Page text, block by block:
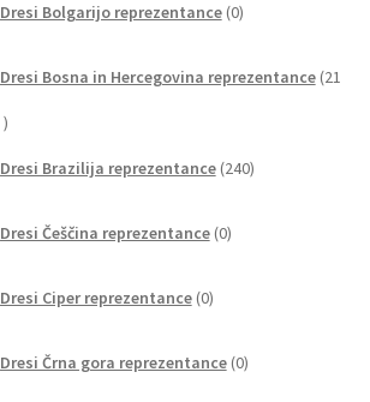
Dresi Bolgarijo reprezentance 0izdelkov
Dresi Bosna in Hercegovina reprezentance 21
21
Dresi Brazilija reprezentance 240izdelkov
Dresi Češčina reprezentance 0izdelkov
Dresi Ciper reprezentance 0izdelkov
Dresi Črna gora reprezentance 0izdelkov